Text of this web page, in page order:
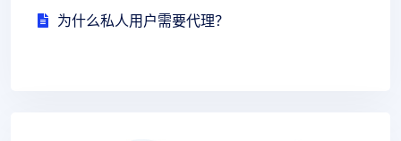
为什么私人用户需要代理？